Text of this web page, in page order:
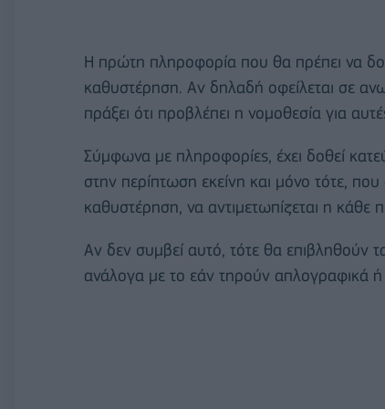
Η πρώτη πληροφορία που θα πρέπει να
καθυστέρηση. Αν δηλαδή οφείλεται σε
πράξει ότι προβλέπει η νομοθεσία για
Σύμφωνα με πληροφορίες, έχει δοθεί
στην περίπτωση εκείνη και μόνο τότε,
καθυστέρηση, να αντιμετωπίζεται η κάθε
Αν δεν συμβεί αυτό, τότε θα
ανάλογα με το εάν τηρούν απλογραφικά ή